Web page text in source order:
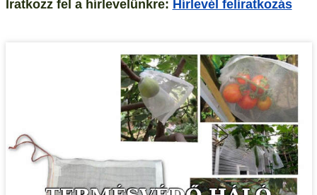
Iratkozz fel a hírlevelünkre: Hírlevél feliratkozás